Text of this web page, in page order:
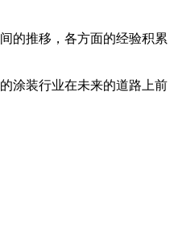
的推移，各方面的经验积累
涂装行业在未来的道路上前